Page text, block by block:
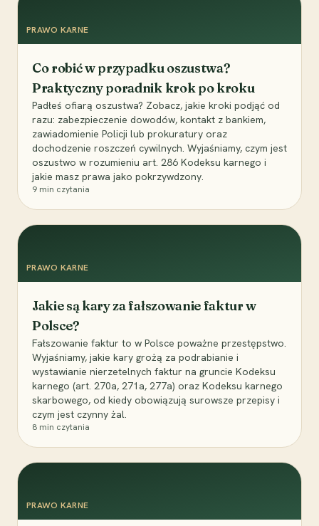
PRAWO KARNE
Co robić w przypadku oszustwa?
Praktyczny poradnik krok po kroku
Padłeś ofiarą oszustwa? Zobacz, jakie kroki podjąć od
razu: zabezpieczenie dowodów, kontakt z bankiem,
zawiadomienie Policji lub prokuratury oraz
dochodzenie roszczeń cywilnych. Wyjaśniamy, czym jest
oszustwo w rozumieniu art. 286 Kodeksu karnego i
jakie masz prawa jako pokrzywdzony.
9 min czytania
PRAWO KARNE
Jakie są kary za fałszowanie faktur w
Polsce?
Fałszowanie faktur to w Polsce poważne przestępstwo.
Wyjaśniamy, jakie kary grożą za podrabianie i
wystawianie nierzetelnych faktur na gruncie Kodeksu
karnego (art. 270a, 271a, 277a) oraz Kodeksu karnego
skarbowego, od kiedy obowiązują surowsze przepisy i
czym jest czynny żal.
8 min czytania
PRAWO KARNE